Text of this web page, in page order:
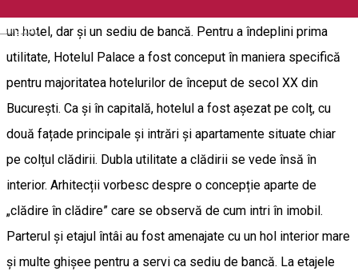
English
un hotel, dar și un sediu de bancă. Pentru a îndeplini prima
utilitate, Hotelul Palace a fost conceput în maniera specifică
pentru majoritatea hotelurilor de început de secol XX din
București. Ca și în capitală, hotelul a fost așezat pe colț, cu
două fațade principale și intrări și apartamente situate chiar
pe colțul clădirii. Dubla utilitate a clădirii se vede însă în
interior. Arhitecții vorbesc despre o concepție aparte de
„clădire în clădire” care se observă de cum intri în imobil.
Parterul și etajul întâi au fost amenajate cu un hol interior mare
și multe ghișee pentru a servi ca sediu de bancă. La etajele